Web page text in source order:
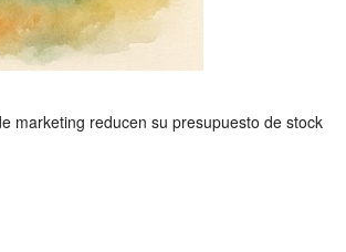
marketing reducen su presupuesto de stock